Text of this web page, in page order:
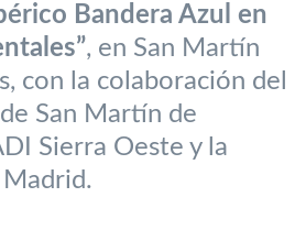
Bandera Azul en
, en San Martín
con la colaboración del
San Martín de
Sierra Oeste y la